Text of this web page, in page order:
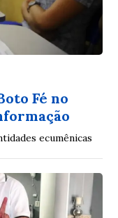
Fé no
ecumênicas